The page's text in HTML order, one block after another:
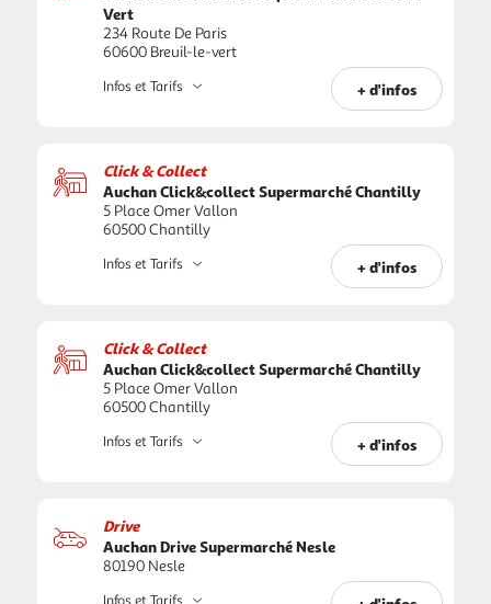
Vert
234 Route De Paris
60600 Breuil-le-vert
+ d'infos
Infos et Tarifs
Click & Collect
Auchan Click&collect Supermarché Chantilly
5 Place Omer Vallon
60500 Chantilly
+ d'infos
Infos et Tarifs
Click & Collect
Auchan Click&collect Supermarché Chantilly
5 Place Omer Vallon
60500 Chantilly
+ d'infos
Infos et Tarifs
Drive
Auchan Drive Supermarché Nesle
80190 Nesle
Infos et Tarifs